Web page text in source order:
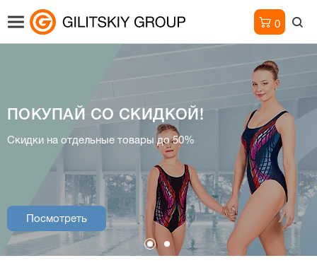
0
ПОКУПАЙ СО СКИДКОЙ!
Скидки на отдельные товары до 50%
Посмотреть
Интернет-магазин
купальники, плавки и аксессуары
Посмотреть